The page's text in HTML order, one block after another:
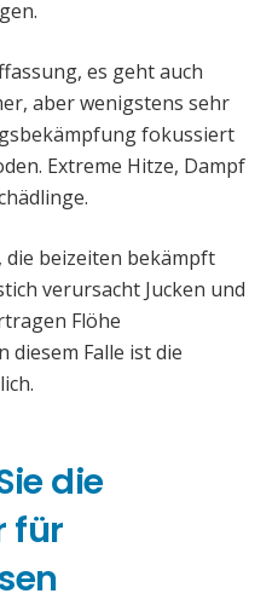
es geht auch
aber wenigstens sehr
fokussiert
Extreme Hitze, Dampf
die beizeiten bekämpft
verursacht Jucken und
Flöhe
diesem Falle ist die
die
für